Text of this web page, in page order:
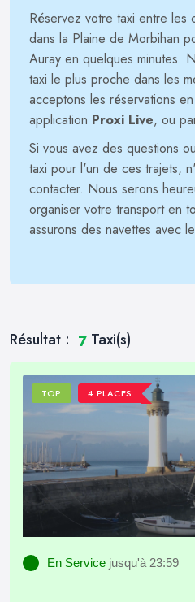
Réservez votre taxi entre les
dans la Plaine de Morbihan
Auray en quelques minutes.
taxi le plus proche dans les
acceptons les réservations
application Proxi Live, ou
Si vous avez des questions
taxi pour l'un de ces trajets,
contacter. Nous serons
organiser votre transport en
assurons des navettes avec
Résultat : 7 Taxi(s)
TOP 4 PLACES
En Service jusqu'à 23:59